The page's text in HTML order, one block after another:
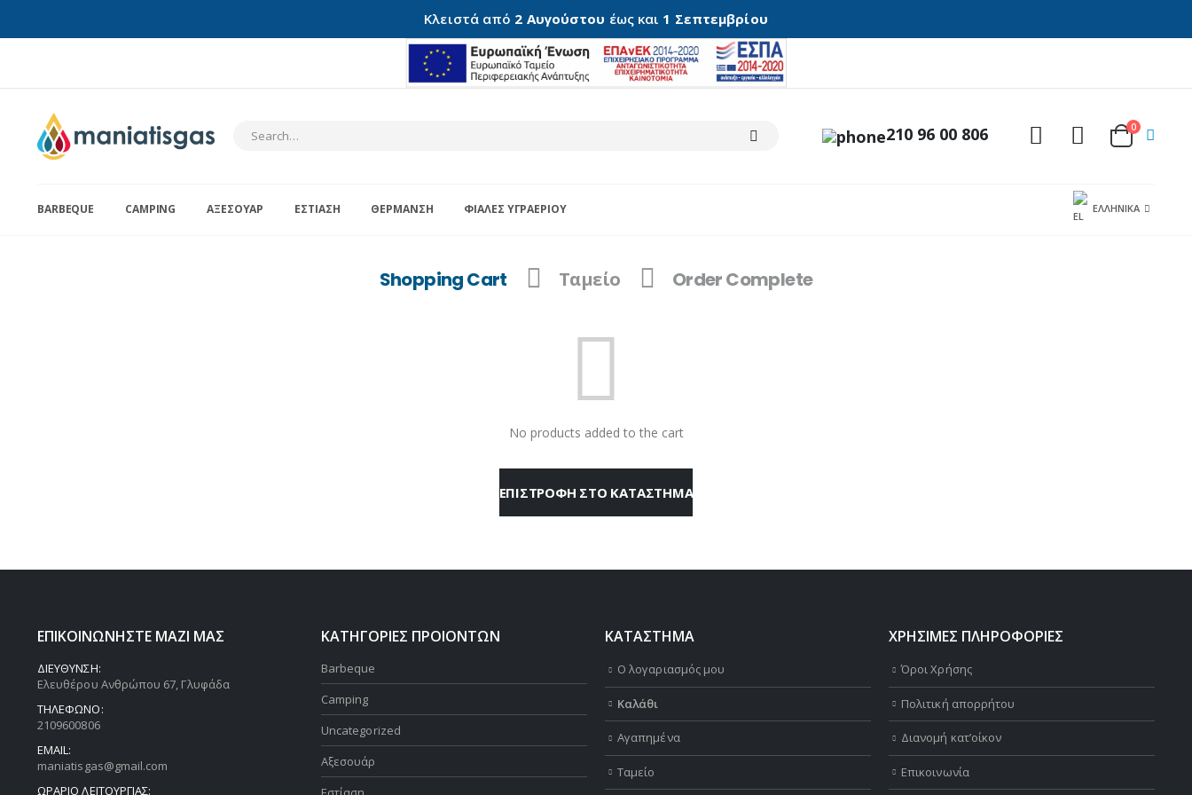
Κλειστά από 2 Αυγούστου έως και 1 Σεπτεμβρίου
210 96 00 806 0
BARBEQUE CAMPING ΑΞΕΣΟΥΆΡ ΕΣΤΊΑΣΗ ΘΈΡΜΑΝΣΗ ΦΙΆΛΕΣ ΥΓΡΑΕΡΊΟΥ ΕΛΛΗΝΙΚΆ
Shopping Cart Ταμείο Order Complete
No products added to the cart
ΕΠΙΣΤΡΟΦΉ ΣΤΟ ΚΑΤΆΣΤΗΜΑ
ΕΠΙΚΟΙΝΩΝΗΣΤΕ ΜΑΖΙ ΜΑΣ
ΔΙΕΥΘΥΝΣΗ:
Ελευθέρου Ανθρώπου 67, Γλυφάδα
ΤΗΛΕΦΩΝΟ:
2109600806
EMAIL:
maniatisgas@gmail.com
ΩΡΑΡΙΟ ΛΕΙΤΟΥΡΓΙΑΣ:
ΚΑΤΗΓΟΡΙΕΣ ΠΡΟΙΟΝΤΩΝ
Barbeque
Camping
Uncategorized
Αξεσουάρ
ΚΑΤΑΣΤΗΜΑ
Ο λογαριασμός μου
Καλάθι
Αγαπημένα
Ταμείο
ΧΡΗΣΙΜΕΣ ΠΛΗΡΟΦΟΡΙΕΣ
Όροι Χρήσης
Πολιτική απορρήτου
Διανομή κατ’οίκον
Επικοινωνία